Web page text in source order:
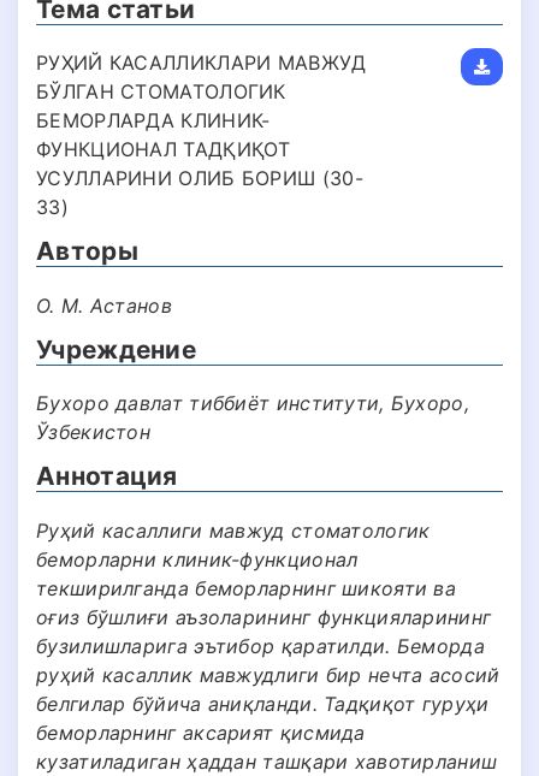
Тема статьи
РУҲИЙ КАСАЛЛИКЛАРИ МАВЖУД
БЎЛГАН СТОМАТОЛОГИК
БЕМОРЛАРДА КЛИНИК-
ФУНКЦИОНАЛ ТАДҚИҚОТ
УСУЛЛАРИНИ ОЛИБ БОРИШ (30-
33)
Авторы
О. М. Астанов
Учреждение
Бухоро давлат тиббиёт институти, Бухоро,
Ўзбекистон
Аннотация
Руҳий касаллиги мавжуд стоматологик
беморларни клиник-функционал
текширилганда беморларнинг шикояти ва
оғиз бўшлиғи аъзоларининг функцияларининг
бузилишларига эътибор қаратилди. Беморда
руҳий касаллик мавжудлиги бир нечта асосий
белгилар бўйича аниқланди. Тадқиқот гуруҳи
беморларнинг аксарият қисмида
кузатиладиган ҳаддан ташқари хавотирланиш